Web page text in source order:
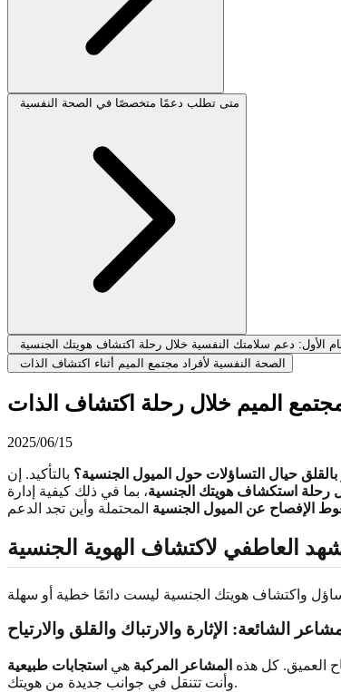
متى تطلب دعمًا متخصصًا في الصحة النفسية
الأول: دعم سلامتك النفسية خلال رحلة اكتشاف هويتك الجنسية
الصحة النفسية لأفراد مجتمع الميم أثناء اكتشاف الذات
الميم خلال رحلة اكتشاف الذات
2025/06/15
حيال التساؤلات حول الميول الجنسية؟ بالتأكيد. إن
رحلة استكشاف هويتك الجنسية، بما في ذلك كيفية إدارة
الإفصاح عن الميول الجنسية
العاطفي لاكتشاف الهوية الجنسية
الشائعة: الإثارة والارتباك والقلق والارتياح
العميق. كل هذه المشاعر المركبة هي استجابات طبيعية
وأنت تتنقل في جوانب جديدة من هويتك.